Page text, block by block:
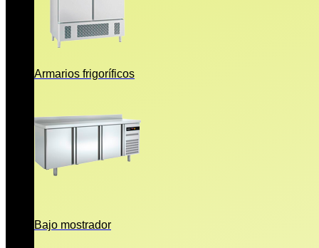
Armarios frigoríficos
Bajo mostrador